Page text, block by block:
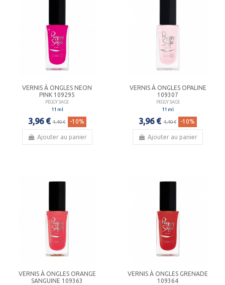
VERNIS À ONGLES NEON
PINK 109295
PEGGY SAGE
11 ml
3,96 € 4,40 € -10%
Ajouter au panier
VERNIS À ONGLES OPALINE
109307
PEGGY SAGE
11 ml
3,96 € 4,40 € -10%
Ajouter au panier
VERNIS À ONGLES ORANGE
SANGUINE 109363
VERNIS À ONGLES GRENADE
109364